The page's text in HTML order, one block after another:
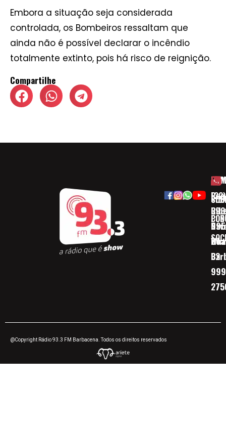
Embora a situação seja considerada
controlada, os Bombeiros ressaltam que
ainda não é possível declarar o incêndio
totalmente extinto, pois há risco de reignição.
Compartilhe
(32)
32
@Copyright Rádio 93.3 FM Barbacena. Todos os direitos reservados